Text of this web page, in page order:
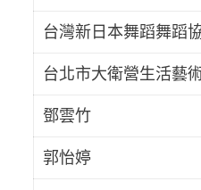
台灣新日本舞蹈舞蹈
台北市大衛營生活藝
鄧雲竹
郭怡婷